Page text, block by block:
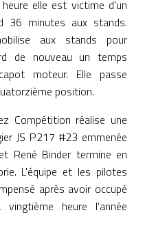
elle est victime d'un
36 minutes aux stands.
aux stands pour
de nouveau un temps
moteur. Elle passe
position.
Compétition réalise une
JS P217 #23 emmenée
René Binder termine en
L'équipe et les pilotes
après avoir occupé
heure l'année